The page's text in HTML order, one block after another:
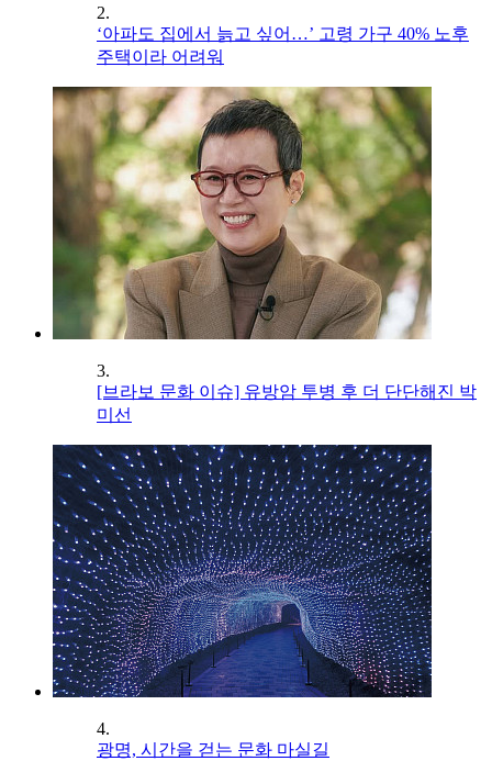
2.
‘아파도 집에서 늙고 싶어…’ 고령 가구 40% 노후
주택이라 어려워
3.
[브라보 문화 이슈] 유방암 투병 후 더 단단해진 박
미선
4.
광명, 시간을 걷는 문화 마실길